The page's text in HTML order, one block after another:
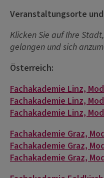
Veranstaltungsorte
Klicken Sie auf Ihre
gelangen und sich
Österreich:
Fachakademie Linz,
Fachakademie Linz,
Fachakademie Linz,
Fachakademie Graz,
Fachakademie Graz,
Fachakademie Graz,